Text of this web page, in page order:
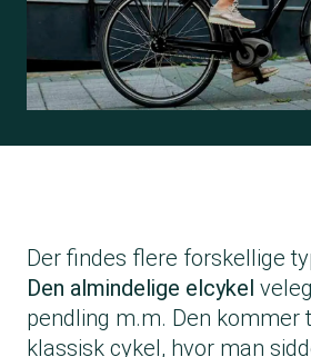
Der findes flere forskellige
Den almindelige elcykel
pendling m.m. Den kommer
klassisk cykel, hvor man